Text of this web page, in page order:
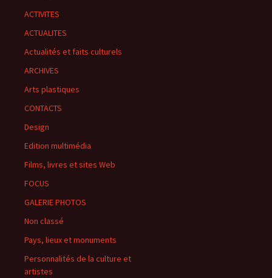
ACTIVITES
ACTUALITES
Actualités et faits culturels
ARCHIVES
Arts plastiques
CONTACTS
Design
Edition multimédia
Films, livres et sites Web
FOCUS
GALERIE PHOTOS
Non classé
Pays, lieux et monuments
Personnalités de la culture et
artistes